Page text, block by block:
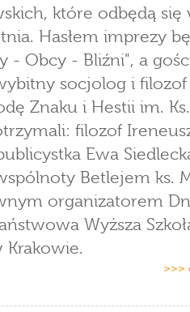
które odbędą się
Hasłem imprezy
- Obcy - Bliźni", a
socjolog i filozof
Znaku i Hestii im.
filozof
Ewa
Betlejem ks.
organizatorem
Wyższa
Krakowie.
>>>